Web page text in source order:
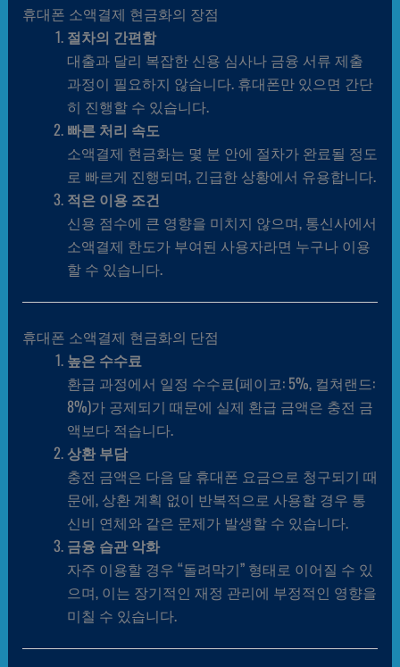
휴대폰 소액결제 현금화의 장점
절차의 간편함
대출과 달리 복잡한 신용 심사나 금융 서류 제출
과정이 필요하지 않습니다. 휴대폰만 있으면 간단
히 진행할 수 있습니다.
빠른 처리 속도
소액결제 현금화는 몇 분 안에 절차가 완료될 정도
로 빠르게 진행되며, 긴급한 상황에서 유용합니다.
적은 이용 조건
신용 점수에 큰 영향을 미치지 않으며, 통신사에서
소액결제 한도가 부여된 사용자라면 누구나 이용
할 수 있습니다.
휴대폰 소액결제 현금화의 단점
높은 수수료
환급 과정에서 일정 수수료(페이코: 5%, 컬쳐랜드:
8%)가 공제되기 때문에 실제 환급 금액은 충전 금
액보다 적습니다.
상환 부담
충전 금액은 다음 달 휴대폰 요금으로 청구되기 때
문에, 상환 계획 없이 반복적으로 사용할 경우 통
신비 연체와 같은 문제가 발생할 수 있습니다.
금융 습관 악화
자주 이용할 경우 “돌려막기” 형태로 이어질 수 있
으며, 이는 장기적인 재정 관리에 부정적인 영향을
미칠 수 있습니다.